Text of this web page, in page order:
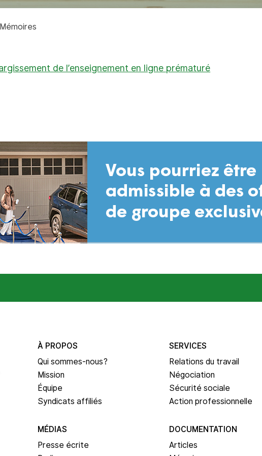
Mémoires
de l’enseignement en ligne prématuré
À PROPOS
Qui sommes-nous?
Mission
Équipe
Syndicats affiliés
MÉDIAS
Presse écrite
SERVICES
Relations du travail
Négociation
Sécurité sociale
Action professionnelle
DOCUMENTATION
Articles